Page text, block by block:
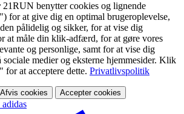
21RUN benytter cookies og lignende
for at give dig en optimal brugeroplevelse,
pålidelig og sikker, for at vise dig
at måle din klik-adfærd, for at gøre vores
og personlige, samt for at vise dig
sociale medier og eksterne hjemmesider. Klik
at acceptere dette. Privatlivspolitik
Afvis cookies Accepter cookies